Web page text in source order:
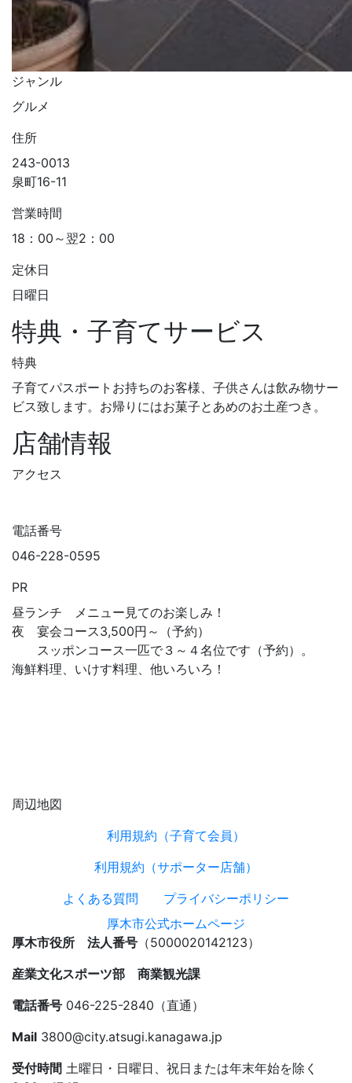
ジャンル
グルメ
住所
243-0013
泉町16-11
営業時間
18：00～翌2：00
定休日
日曜日
特典・子育てサービス
特典
子育てパスポートお持ちのお客様、子供さんは飲み物サー
ビス致します。お帰りにはお菓子とあめのお土産つき。
店舗情報
アクセス
電話番号
046-228-0595
PR
昼ランチ メニュー見てのお楽しみ！
夜 宴会コース3,500円～（予約）
スッポンコース一匹で３～４名位です（予約）。
海鮮料理、いけす料理、他いろいろ！
周辺地図
利用規約（子育て会員）
利用規約（サポーター店舗）
よくある質問
プライバシーポリシー
厚木市公式ホームページ
厚木市役所 法人番号 （5000020142123）
産業文化スポーツ部 商業観光課
電話番号 046-225-2840（直通）
Mail 3800@city.atsugi.kanagawa.jp
受付時間 土曜日・日曜日、祝日または年末年始を除く